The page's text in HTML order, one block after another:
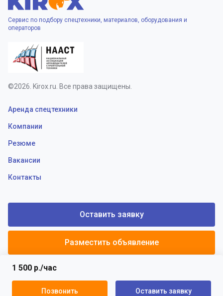
1 500 р./час
Позвонить Оставить заявку
Сервис по подбору спецтехники, материалов, оборудования и
операторов
©2026. Kirox.ru. Все права защищены.
Аренда спецтехники
Компании
Резюме
Вакансии
Контакты
Оставить заявку
Разместить объявление
Пользовательское соглашение